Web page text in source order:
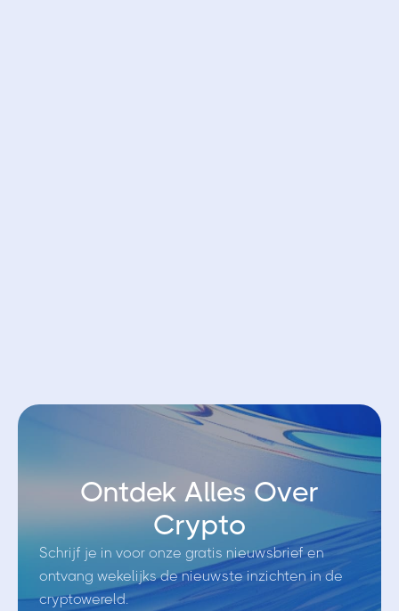
Ontdek Alles Over
Crypto
Schrijf je in voor onze gratis nieuwsbrief en
ontvang wekelijks de nieuwste inzichten in de
cryptowereld.